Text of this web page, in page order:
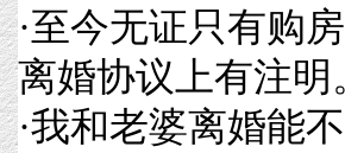
·至今无证只有购
离婚协议上有注
·我和老婆离婚能